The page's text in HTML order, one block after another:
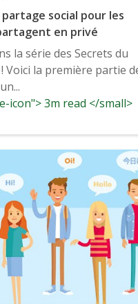
social pour les
en privé
la série des Secrets du
un...
icon"> 3m read </small>